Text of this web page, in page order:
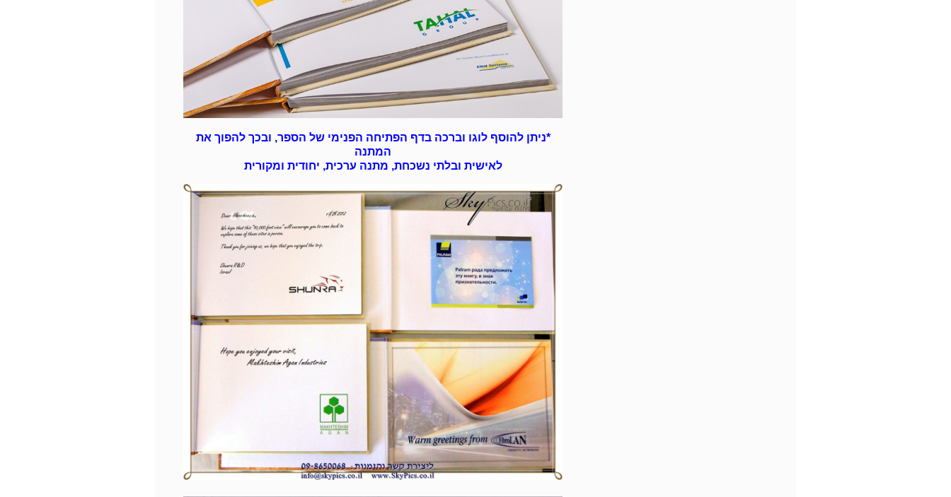
*ניתן להוסף לוגו וברכה בדף הפתיחה הפנימי של הספר, ובכך להפוך את
המתנה
לאישית ובלתי נשכחת, מתנה ערכית, יחודית ומקורית